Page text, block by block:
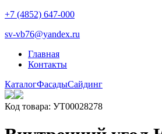
+7 (4852) 647-000
sv-vb76@yandex.ru
Главная
Контакты
КаталогФасадыСайдинг
Код товара: УТ00028278